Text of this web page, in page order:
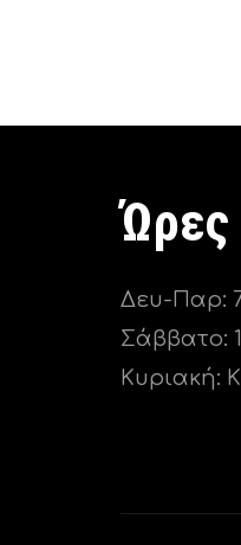
Ώρες
Δευ-Παρ:
Σάββατο:
Κυριακή: